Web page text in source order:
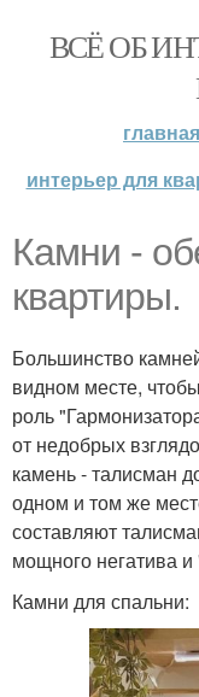
ВСЁ ОБ
главная
интерьер для
Камни -
квартиры.
Большинство
видном месте,
роль
от недобрых
камень - талисман
одном и том же
составляют
мощного негатива
Камни для спальни: